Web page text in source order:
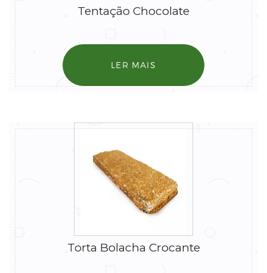
Tentação Chocolate
LER MAIS
Torta Bolacha Crocante